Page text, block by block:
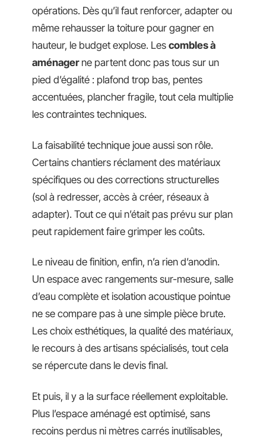
opérations. Dès qu’il faut renforcer, adapter ou
même rehausser la toiture pour gagner en
hauteur, le budget explose. Les combles à
aménagerne partent donc pas tous sur un
pied d’égalité : plafond trop bas, pentes
accentuées, plancher fragile, tout cela multiplie
les contraintes techniques.
La faisabilité technique joue aussi son rôle.
Certains chantiers réclament des matériaux
spécifiques ou des corrections structurelles
(sol à redresser, accès à créer, réseaux à
adapter). Tout ce qui n’était pas prévu sur plan
peut rapidement faire grimper les coûts.
Le niveau de finition, enfin, n’a rien d’anodin.
Un espace avec rangements sur-mesure, salle
d’eau complète et isolation acoustique pointue
ne se compare pas à une simple pièce brute.
Les choix esthétiques, la qualité des matériaux,
le recours à des artisans spécialisés, tout cela
se répercute dans le devis final.
Et puis, il y a la surface réellement exploitable.
Plus l’espace aménagé est optimisé, sans
recoins perdus ni mètres carrés inutilisables,